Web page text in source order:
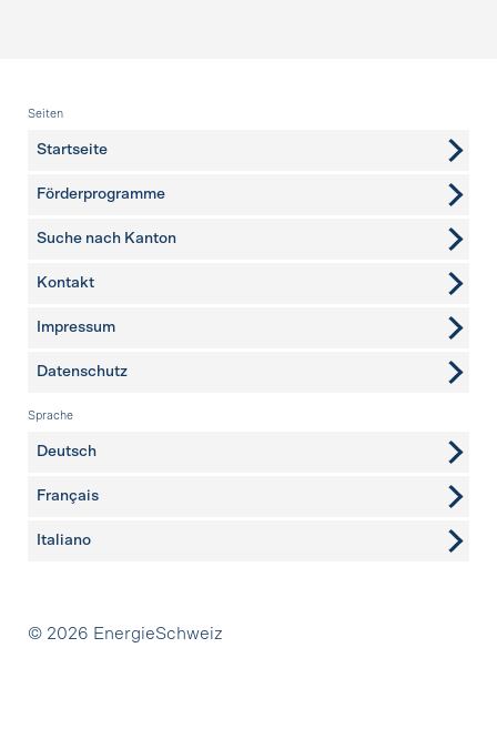
Fusszeile
Seiten
Startseite
Förderprogramme
Suche nach Kanton
weitere Seiten
Kontakt
Impressum
Datenschutz
Sprache
Deutsch
Français
Italiano
Partner
© 2026 EnergieSchweiz